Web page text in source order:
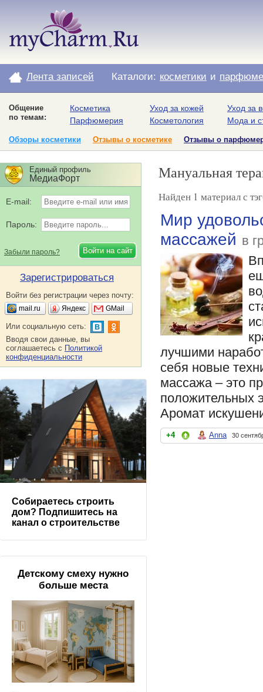
Лента записей Каталоги: косметики и
Общение
по темам:
Косметика
Парфюмерия
Уход за кожей
Косметология
Уход за
Мода и
Обзоры косметики Отзывы о косметике Отзывы о
Мануальная
Найден 1 материал с
Мир
массажей в
лучшими
себя новые
массажа – это
положительных
Аромат
+4 Anna 30
Единый профиль
МедиаФорт
E-mail:
Пароль:
Забыли пароль?
Зарегистрироваться
Войти без регистрации через почту:
mail.ru Яндекс GMail
Или социальную сеть:
Вводя свои данные, вы
соглашаетесь с Политикой
конфиденциальности
Собираетесь строить
дом? Подпишитесь на
канал о строительстве
Детскому смеху нужно
больше места